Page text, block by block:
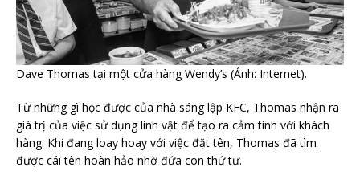
Dave Thomas tại một cửa hàng Wendy’s (Ảnh: Internet).
Từ những gì học được của nhà sáng lập KFC, Thomas nhận ra
giá trị của việc sử dụng linh vật để tạo ra cảm tình với khách
hàng. Khi đang loay hoay với việc đặt tên, Thomas đã tìm
được cái tên hoàn hảo nhờ đứa con thứ tư.